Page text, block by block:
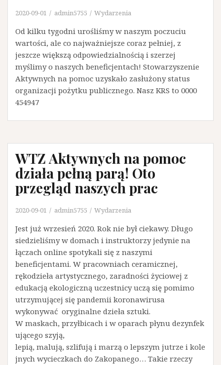
2020-09-01 admin5755 Wydarzenia
Od kilku tygodni urośliśmy w naszym poczuciu
wartości, ale co najważniejsze coraz pełniej, z
jeszcze większą odpowiedzialnością i szerzej
myślimy o naszych beneficjentach! Stowarzyszenie
Aktywnych na pomoc uzyskało zasłużony status
organizacji pożytku publicznego. Nasz KRS to 0000
454947
WTZ Aktywnych na pomoc
działa pełną parą! Oto
przegląd naszych prac
2020-09-01 admin5755 Wydarzenia
Jest już wrzesień 2020. Rok nie był ciekawy. Długo
siedzieliśmy w domach i instruktorzy jedynie na
łączach online spotykali się z naszymi
beneficjentami. W pracowniach ceramicznej,
rękodzieła artystycznego, zaradności życiowej z
edukacją ekologiczną uczestnicy uczą się pomimo
utrzymującej się pandemii koronawirusa
wykonywać oryginalne dzieła sztuki.
W maskach, przyłbicach i w oparach płynu dezynfek
ującego szyją,
lepią, malują, szlifują i marzą o lepszym jutrze i kole
jnych wycieczkach do Zakopanego… Takie rzeczy